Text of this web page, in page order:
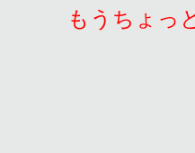
もうちょっ